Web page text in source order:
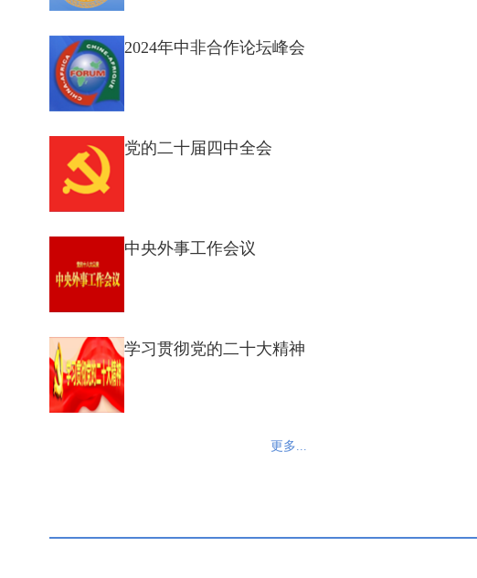
2024年中非合作论坛峰会
党的二十届四中全会
中央外事工作会议
学习贯彻党的二十大精神
更多...